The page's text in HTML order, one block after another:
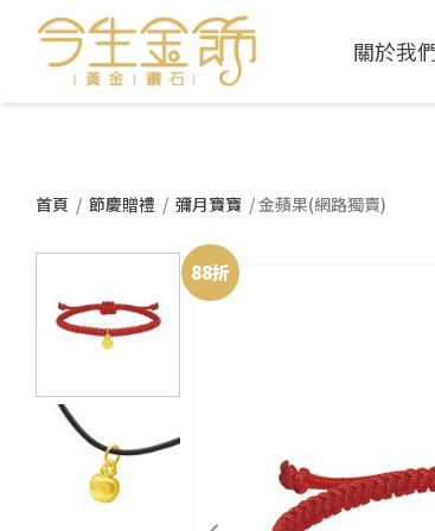
關於我
首頁 / 節慶贈禮 / 彌月寶寶 / 金蘋果(網路獨賣)
88折